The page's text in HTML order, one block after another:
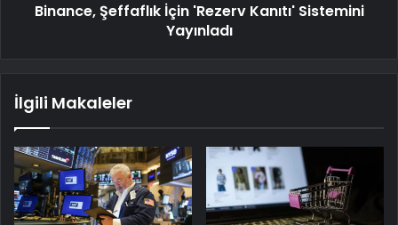
Binance, Şeffaflık İçin 'Rezerv Kanıtı' Sistemini
Yayınladı
İlgili Makaleler